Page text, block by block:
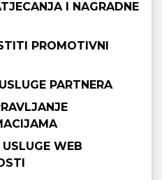
I NAGRADNE
PROMOTIVNI
PARTNERA
WEB